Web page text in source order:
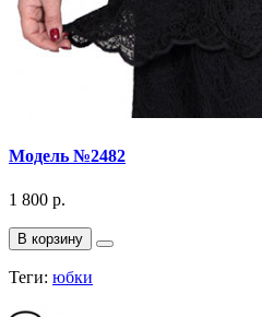
Модель №2482
1 800 р.
В корзину
Теги: юбки